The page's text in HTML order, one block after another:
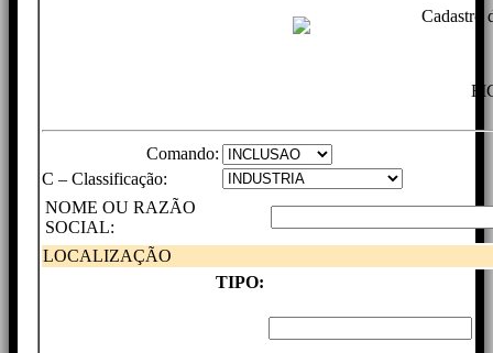
Cadastro
Comando:
C – Classificação:
NOME OU RAZÃO
SOCIAL:
LOCALIZAÇÃO
TIPO: